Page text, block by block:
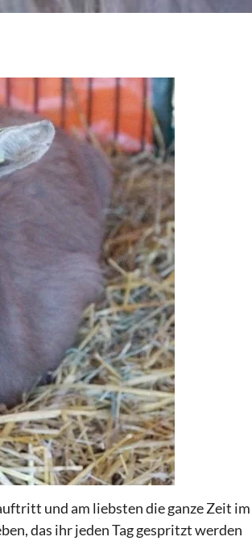
und am liebsten die ganze Zeit im
das ihr jeden Tag gespritzt werden